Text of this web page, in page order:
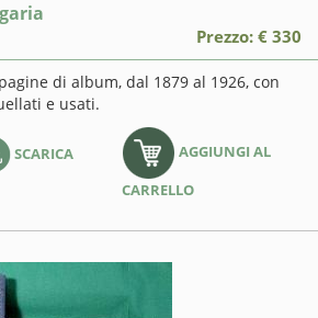
Prezzo: € 330
di album, dal 1879 al 1926, con
e usati.
SCARICA
AGGIUNGI AL
CARRELLO